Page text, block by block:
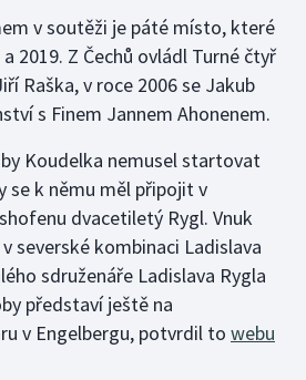
v soutěži je páté místo, které
2019. Z Čechů ovládl Turné čtyř
Raška, v roce 2006 se Jakub
s Finem Jannem Ahonenem.
Koudelka nemusel startovat
se k němu měl připojit v
dvacetiletý Rygl. Vnuk
severské kombinaci Ladislava
sdruženáře Ladislava Rygla
představí ještě na
v Engelbergu, potvrdil to webu